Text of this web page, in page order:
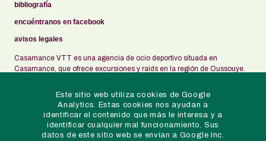
Este sitio web utiliza cookies de Google
Analytics. Estas cookies nos ayudan a
identificar el contenido que más le interesa y a
identificar cualquier mal funcionamiento. Sus
datos de este sitio web se envían a Google Inc.
bibliografía
encuéntranos en facebook
avisos legales
Casamance VTT es una agencia de ocio deportivo situada en
Casamance, que ofrece excursiones y raids en la región de Oussouye.
conocer a los diolas, la etnia mayoritaria de la Basse-Casamance, y
descubrir el ambiente de la vida cotidiana africana. Ninea 00569042P2-
Licencia 005720